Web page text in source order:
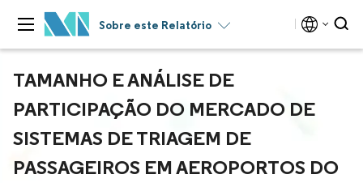
Sobre este Relatório
TAMANHO E ANÁLISE DE
PARTICIPAÇÃO DO MERCADO DE
SISTEMAS DE TRIAGEM DE
PASSAGEIROS EM AEROPORTOS DO